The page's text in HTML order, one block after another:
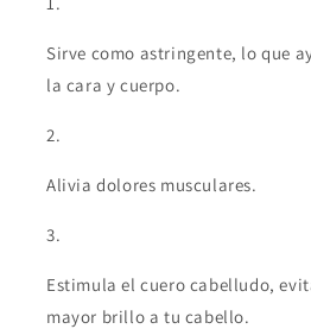
Sirve como astringente, lo que
la cara y cuerpo.
Alivia dolores musculares.
Estimula el cuero cabelludo,
mayor brillo a tu cabello.